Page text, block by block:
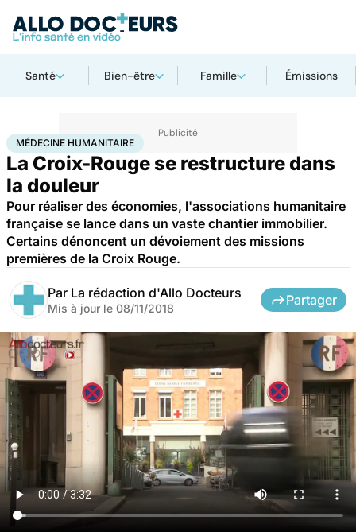
Santé Bien-être Famille Émissions
AccueilSantéMédecine humanitaire
MÉDECINE HUMANITAIRE
La Croix-Rouge se restructure dans
la douleur
Pour réaliser des économies, l'associations humanitaire
française se lance dans un vaste chantier immobilier.
Certains dénoncent un dévoiement des missions
premières de la Croix Rouge.
Par La rédaction d'Allo Docteurs
Mis à jour le 08/11/2018
Partager